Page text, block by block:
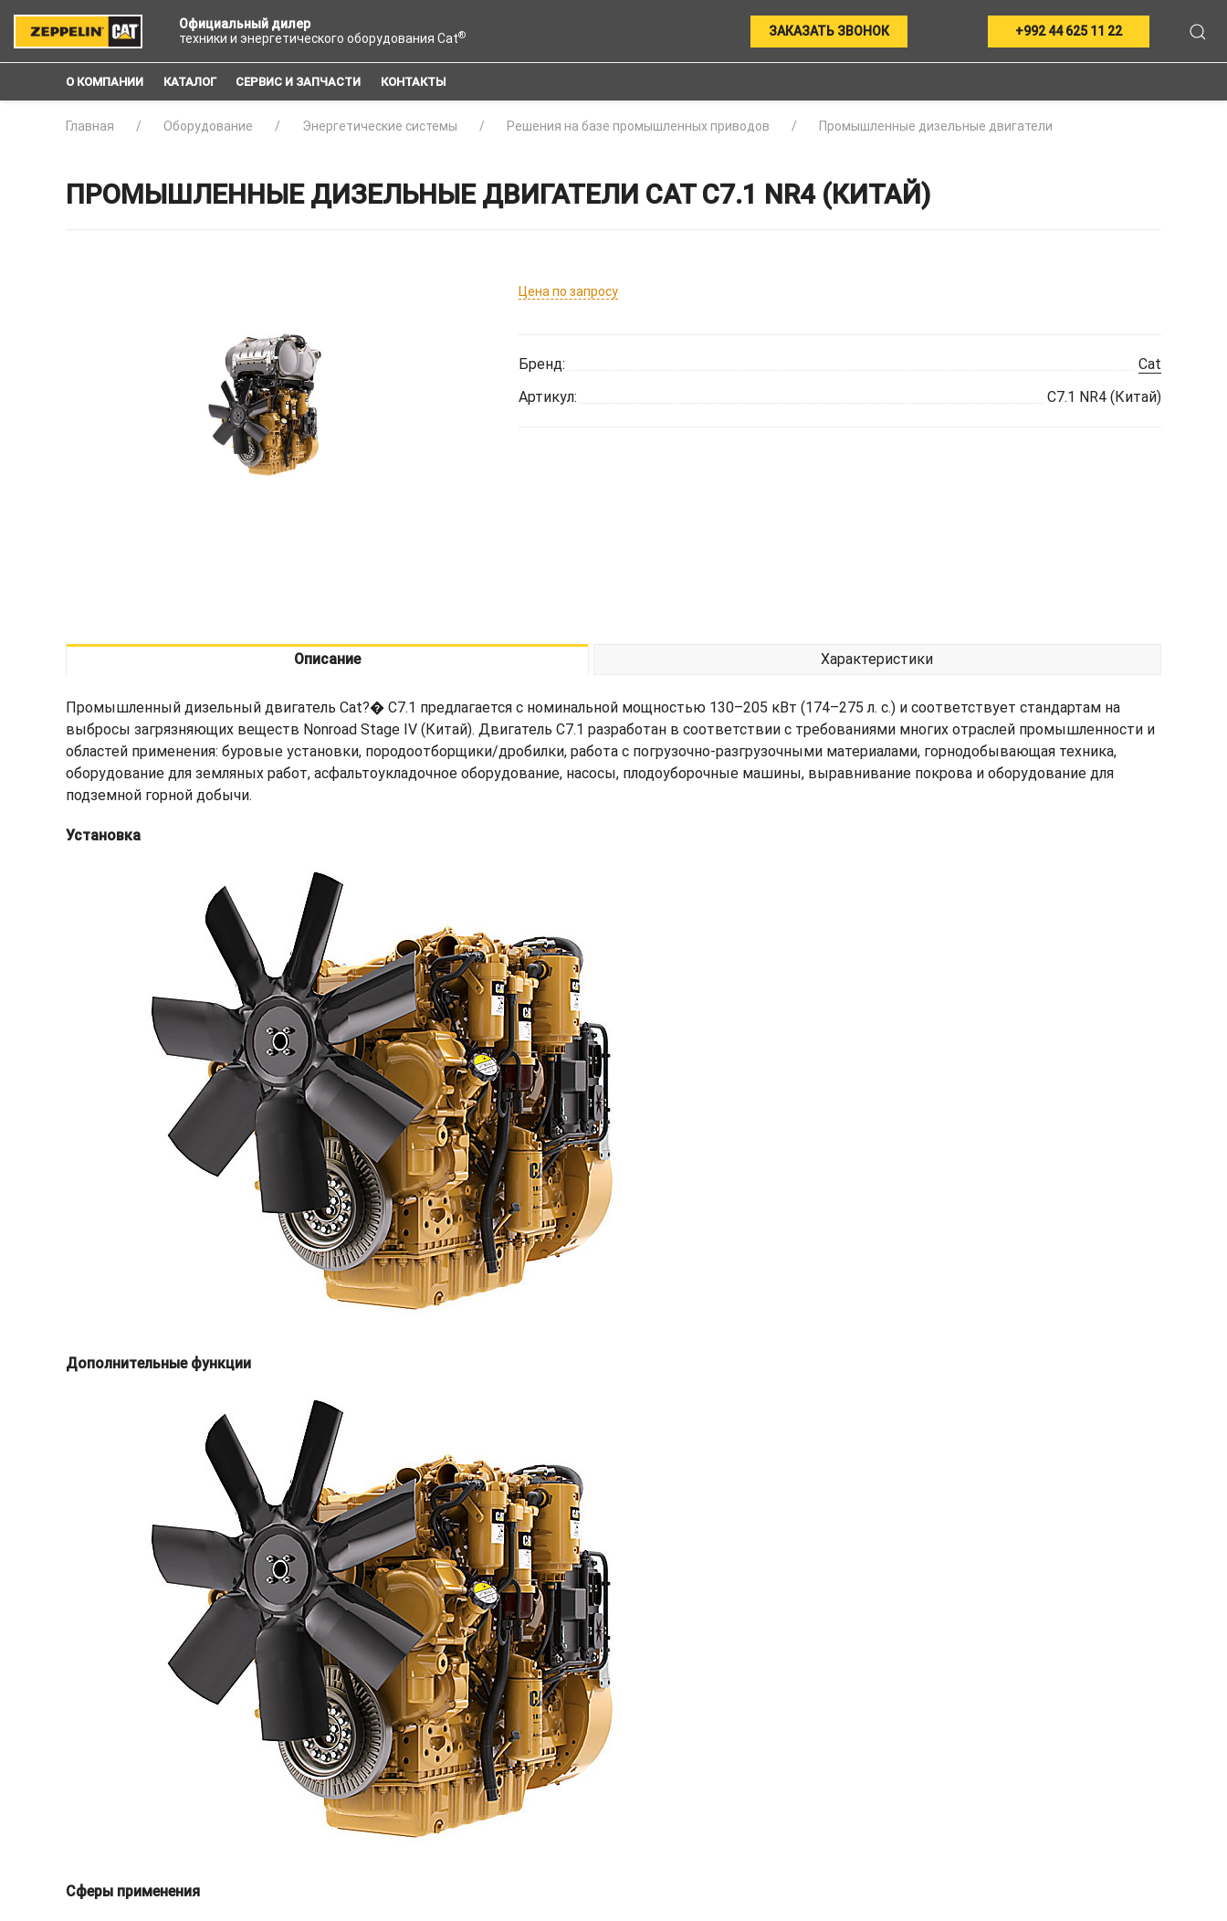
Официальный дилер
техники и энергетического оборудования Cat® ЗАКАЗАТЬ ЗВОНОК +992 44 625 11 22
О КОМПАНИИ КАТАЛОГ СЕРВИС И ЗАПЧАСТИ КОНТАКТЫ
Главная Оборудование Энергетические системы Решения на базе промышленных приводов Промышленные дизельные двигатели
ПРОМЫШЛЕННЫЕ ДИЗЕЛЬНЫЕ ДВИГАТЕЛИ CAT C7.1 NR4 (КИТАЙ)
Цена по запросу
Бренд:
Cat
Артикул:
C7.1 NR4 (Китай)
Описание Характеристики
Промышленный дизельный двигатель Cat?� C7.1 предлагается с номинальной мощностью 130–205 кВт (174–275 л. с.) и соответствует стандартам на
выбросы загрязняющих веществ Nonroad Stage IV (Китай). Двигатель C7.1 разработан в соответствии с требованиями многих отраслей промышленности и
областей применения: буровые установки, породоотборщики/дробилки, работа с погрузочно-разгрузочными материалами, горнодобывающая техника,
оборудование для земляных работ, асфальтоукладочное оборудование, насосы, плодоуборочные машины, выравнивание покрова и оборудование для
подземной горной добычи.
Установка
Дополнительные функции
Сферы применения